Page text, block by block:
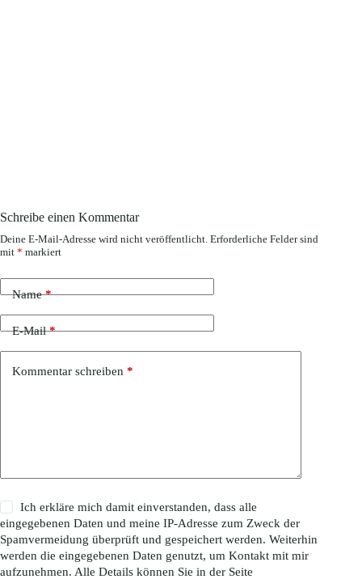
Schreibe einen Kommentar
Deine E-Mail-Adresse wird nicht veröffentlicht. Erforderliche Felder sind
mit * markiert
Name*
E-Mail*
Kommentar schreiben *
Ich erkläre mich damit einverstanden, dass alle
eingegebenen Daten und meine IP-Adresse zum Zweck der
Spamvermeidung überprüft und gespeichert werden. Weiterhin
werden die eingegebenen Daten genutzt, um Kontakt mit mir
aufzunehmen. Alle Details können Sie in der Seite